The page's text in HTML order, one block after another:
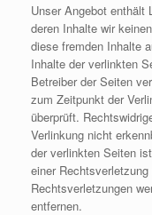
Unser Angebot enthält
deren Inhalte wir
diese fremden Inhalte
Inhalte der verlinkten
Betreiber der Seiten
zum Zeitpunkt der
überprüft.
Verlinkung nicht
der verlinkten Seiten
einer
Rechtsverletzungen
entfernen.